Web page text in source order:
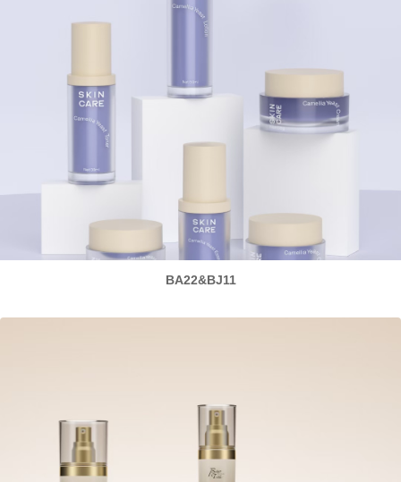
BA22&BJ11